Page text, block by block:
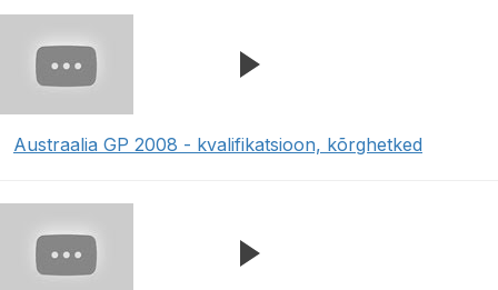
Austraalia GP 2008 - kvalifikatsioon, kõrghetked